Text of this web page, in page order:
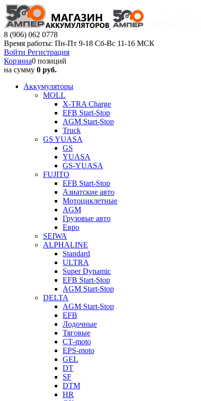
8 (906) 062 0778
Время работы: Пн-Пт 9-18 Сб-Вс 11-16 МСК
Войти Регистрация
Корзина0 позиций
на сумму 0 руб.
Аккумуляторы
MOLL
X-TRA Charge
EFB Start-Stop
AGM Start-Stop
Truck
GS YUASA
GS
YUASA
GS-YUASA
FUJITO
EFB Start-Stop
Азиатские авто
Мотоциклетные
AGM
Грузовые авто
Евро
SEIWA
ALPHALINE
Standard
ULTRA
Super Dynamic
EFB Start-Stop
AGM Start-Stop
DELTA
AGM Start-Stop
EFB
Лодочные
Тяговые
СТ-moto
EPS-moto
GEL
DT
SF
DTM
HR